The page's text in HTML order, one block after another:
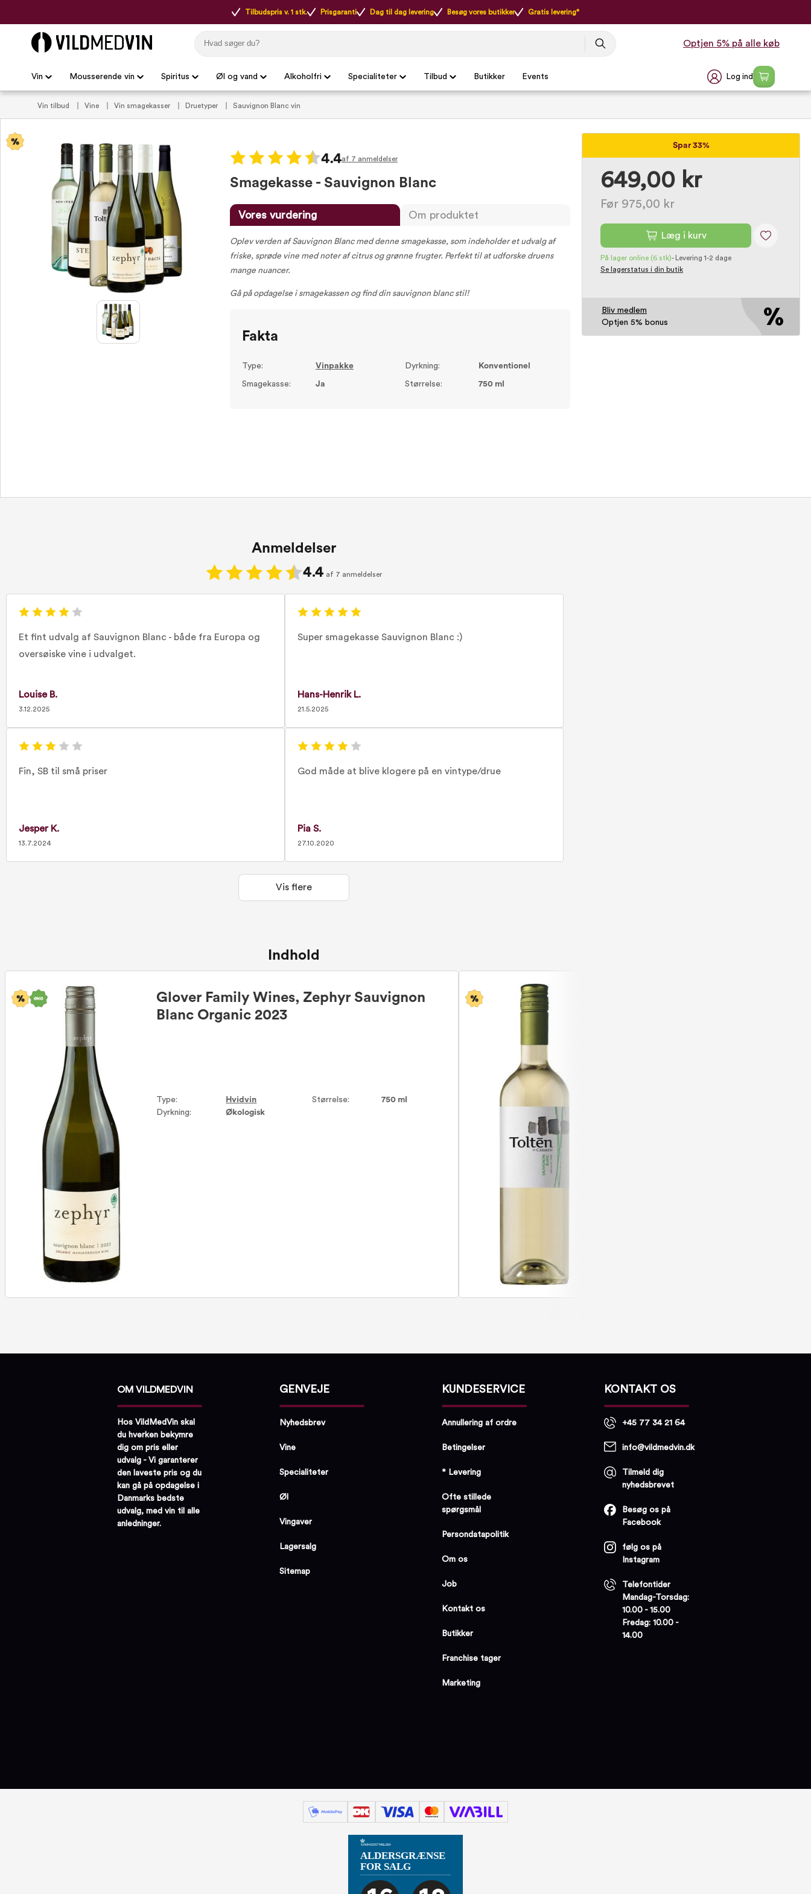
Tilbudspris v. 1 stk. Prisgaranti Dag til dag levering Besøg vores butikker Gratis levering*
Optjen 5% på alle køb
Vin Mousserende vin Spiritus Øl og vand Alkoholfri Specialiteter Tilbud Butikker Events Log ind
Vin tilbud Vine Vin smagekasser Druetyper Sauvignon Blanc vin
Spar 33%
649,00 kr
Før 975,00 kr
Læg i kurv
På lager online (6 stk)-
Levering 1-2 dage
Se lagerstatus i din butik
Bliv medlem
Optjen 5% bonus
4.4af 7 anmeldelser
Smagekasse - Sauvignon Blanc
Vores vurdering Om produktet
Oplev verden af Sauvignon Blanc med denne smagekasse, som indeholder et udvalg af
friske, sprøde vine med noter af citrus og grønne frugter. Perfekt til at udforske druens
mange nuancer.
Gå på opdagelse i smagekassen og find din sauvignon blanc stil!
Fakta
Type: Vinpakke
Smagekasse: Ja
Dyrkning: Konventionel
Størrelse: 750 ml
Anmeldelser
4.4 af 7 anmeldelser
Et fint udvalg af Sauvignon Blanc - både fra Europa og
oversøiske vine i udvalget.
Louise B.
3.12.2025
Super smagekasse Sauvignon Blanc :)
Hans-Henrik L.
21.5.2025
Fin, SB til små priser
Jesper K.
13.7.2024
God måde at blive klogere på en vintype/drue
Pia S.
27.10.2020
Vis flere
Indhold
Glover Family Wines, Zephyr Sauvignon
Blanc Organic 2023
Type:
Hvidvin
Dyrkning:
Økologisk
Størrelse: 750 ml
OM VILDMEDVIN
Hos VildMedVin skal
du hverken bekymre
dig om pris eller
udvalg - Vi garanterer
den laveste pris og du
kan gå på opdagelse i
Danmarks bedste
udvalg, med vin til alle
anledninger.
GENVEJE
Nyhedsbrev
Vine
Specialiteter
Øl
Vingaver
Lagersalg
Sitemap
KUNDESERVICE
Annullering af ordre
Betingelser
* Levering
Ofte stillede
spørgsmål
Persondatapolitik
Om os
Job
Kontakt os
Butikker
Franchise tager
Marketing
KONTAKT OS
+45 77 34 21 64
info@vildmedvin.dk
Tilmeld dig
nyhedsbrevet
Besøg os på
Facebook
følg os på
Instagram
Telefontider
Mandag-Torsdag:
10.00 - 15.00
Fredag: 10.00 -
14.00